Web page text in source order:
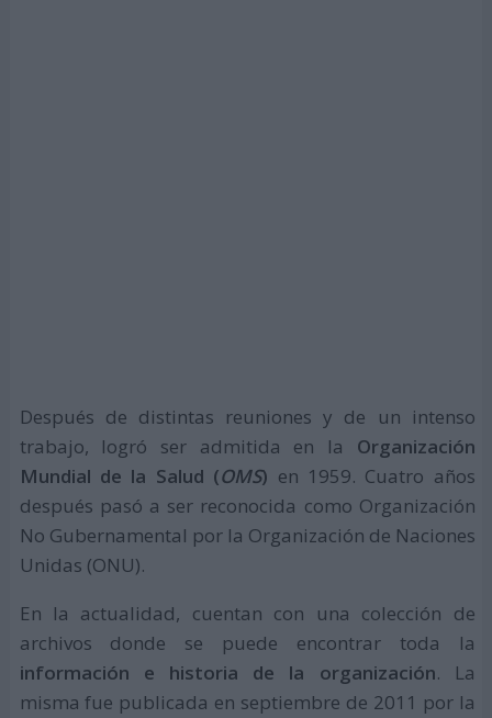
Después de distintas reuniones y de un intenso
trabajo, logró ser admitida en la Organización
Mundial de la Salud (OMS) en 1959. Cuatro años
después pasó a ser reconocida como Organización
No Gubernamental por la Organización de Naciones
Unidas (ONU).
En la actualidad, cuentan con una colección de
archivos donde se puede encontrar toda la
información e historia de la organización. La
misma fue publicada en septiembre de 2011 por la